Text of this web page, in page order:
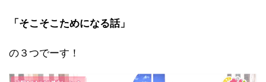
「そこそこためになる話」
の３つでーす！